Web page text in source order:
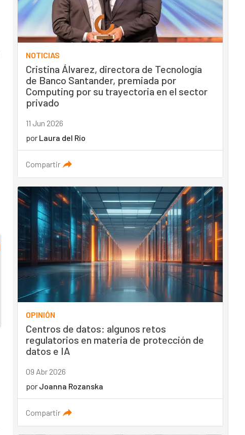
NOTICIAS
Cristina Álvarez, directora de Tecnología
de Banco Santander, premiada por
Computing por su trayectoria en el sector
privado
11 Jun 2026
por Laura del Río
Compartir
OPINIÓN
Centros de datos: algunos retos
regulatorios en materia de protección de
datos e IA
09 Abr 2026
por Joanna Rozanska
Compartir